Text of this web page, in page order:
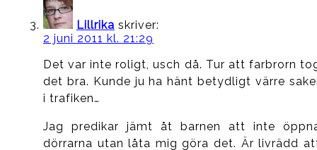
Lillrika skriver:
2 juni 2011 kl. 21:29
Det var inte roligt, usch då. Tur att farbrorn
det bra. Kunde ju ha hänt betydligt värre
i trafiken…
Jag predikar jämt åt barnen att inte
dörrarna utan låta mig göra det. Är livrädd